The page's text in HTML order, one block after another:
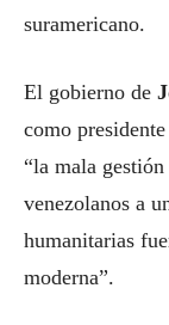
suramericano.
El gobierno de
como
“la mala
venezolanos a
humanitarias
moderna”.